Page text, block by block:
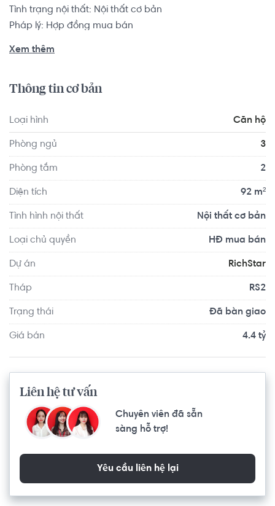
Tình trạng nội thất: Nội thất cơ bản
Pháp lý: Hợp đồng mua bán
Đầm Sen và là một trong những tuyến đường trọng điểm
khu khác trong thành phố cũng rất thuận lợi.
6.4km, cách Trường Đại học Sư phạm Thể dục Thể thao
Thành phố Hồ Chí Minh khoảng 4.7km. Di chuyển tới Sân
khoảng 8.4km. Tọa lạc tại vị trí thuận tiện di chuyển với
đầy đủ các tiện ích về y tế, giáo dục và giải trí.
Xem thêm
Thông tin cơ bản
Loại hình Căn hộ
Phòng ngủ 3
Phòng tắm 2
Diện tích 92 m²
Tình hình nội thất Nội thất cơ bản
Loại chủ quyền HĐ mua bán
Dự án RichStar
Tháp RS2
Trạng thái Đã bàn giao
Giá bán 4.4 tỷ
Liên hệ tư vấn
Chuyên viên đã sẵn
sàng hỗ trợ!
Yêu cầu liên hệ lại